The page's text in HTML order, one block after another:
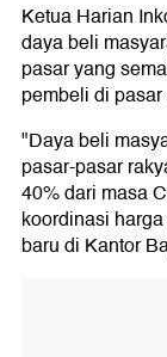
Ketua Harian
daya beli
pasar yang
pembeli di
"Daya beli
pasar-pasar
40% dari masa
koordinasi
baru di Kantor